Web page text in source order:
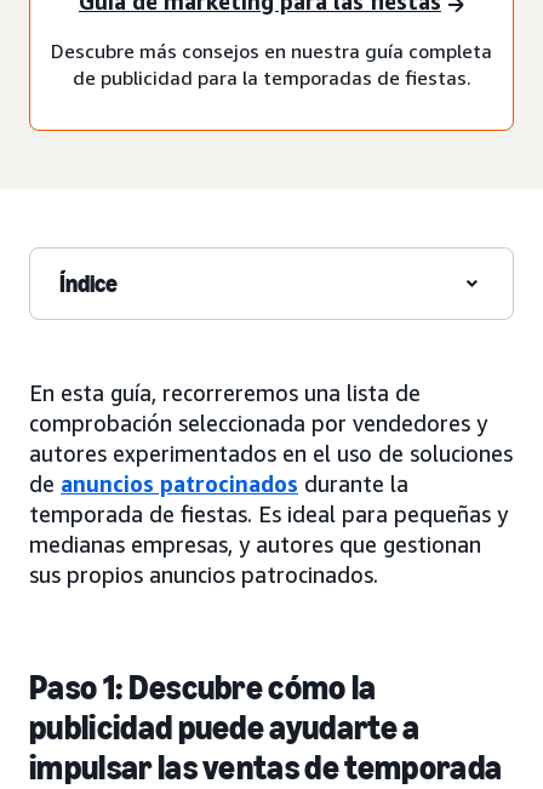
Descubre más consejos en nuestra guía completa
de publicidad para la temporadas de fiestas.
Índice
En esta guía, recorreremos una lista de
comprobación seleccionada por vendedores y
autores experimentados en el uso de soluciones
de anuncios patrocinados durante la
temporada de fiestas. Es ideal para pequeñas y
medianas empresas, y autores que gestionan
sus propios anuncios patrocinados.
Paso 1: Descubre cómo la
publicidad puede ayudarte a
impulsar las ventas de temporada